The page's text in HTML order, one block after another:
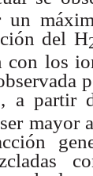
un
del H
con los
a partir